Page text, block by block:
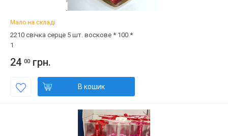
Мало на складі
2210 свічка серце 5 шт. воскове * 100 *
1
24 00 грн.
В кошик